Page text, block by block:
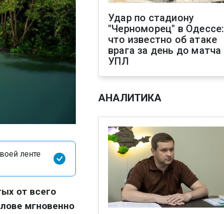
ленте
от всего
мгновенно
Удар по стадиону
"Черноморец" в Одессе:
что известно об атаке
врага за день до матча
УПЛ
АНАЛИТИКА